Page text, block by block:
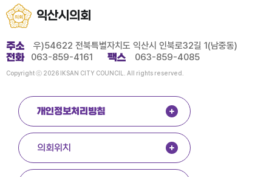
익산시의회
주소 우)54622 전북특별자치도 익산시 인북로32길 1(남중동)
전화 063-859-4161 팩스 063-859-4085
Copyright ⓒ 2026 IKSAN CITY COUNCIL. All rights reserved.
개인정보처리방침
의회위치